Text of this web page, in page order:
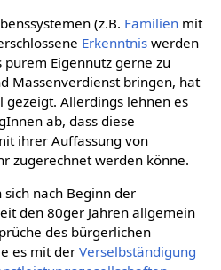
(z.B. Familienmit
Erkenntniswerden
purem Eigennutz gerne zu
Massenverdienst bringen, hat
Allerdings lehnen es
ab, dass diese
ihrer Auffassung von
zugerechnet werden könne.
nach Beginn der
den 80ger Jahren allgemein
des bürgerlichen
es mit der Verselbständigung